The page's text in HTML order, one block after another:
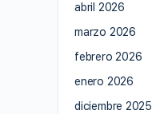
abril 2026
marzo 2026
febrero 2026
enero 2026
diciembre 2025